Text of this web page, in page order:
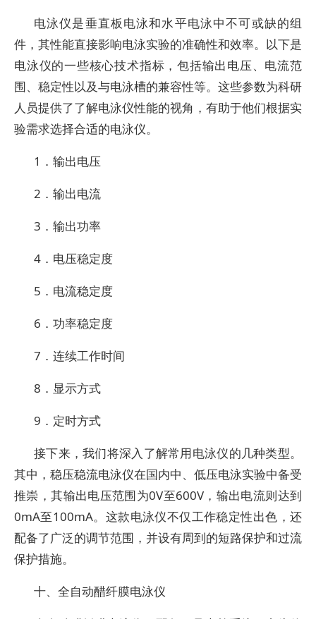
电泳仪是垂直板电泳和水平电泳中不可或缺的组
件，其性能直接影响电泳实验的准确性和效率。以下是
电泳仪的一些核心技术指标，包括输出电压、电流范
围、稳定性以及与电泳槽的兼容性等。这些参数为科研
人员提供了了解电泳仪性能的视角，有助于他们根据实
验需求选择合适的电泳仪。
1．输出电压
2．输出电流
3．输出功率
4．电压稳定度
5．电流稳定度
6．功率稳定度
7．连续工作时间
8．显示方式
9．定时方式
接下来，我们将深入了解常用电泳仪的几种类型。
其中，稳压稳流电泳仪在国内中、低压电泳实验中备受
推崇，其输出电压范围为0V至600V，输出电流则达到
0mA至100mA。这款电泳仪不仅工作稳定性出色，还
配备了广泛的调节范围，并设有周到的短路保护和过流
保护措施。
十、全自动醋纤膜电泳仪